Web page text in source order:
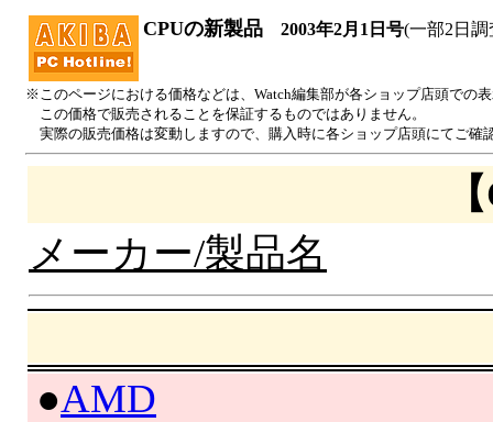
CPUの新製品 2003年2月1日号(一部2日調
※このページにおける価格などは、Watch編集部が各ショップ店頭での
この価格で販売されることを保証するものではありません。
実際の販売価格は変動しますので、購入時に各ショップ店頭にてご確
メーカー/製品名
●AMD